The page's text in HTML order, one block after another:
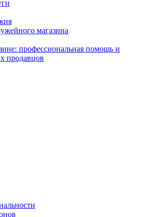
магазина
профессиональная помощь и
продавцов